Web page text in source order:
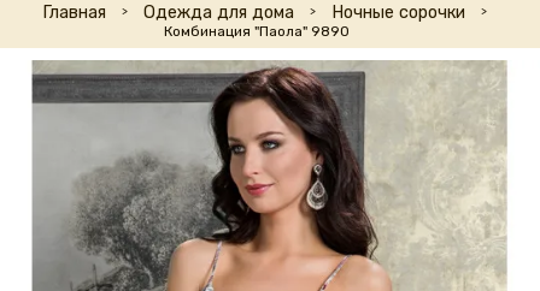
Главная Одежда для дома Ночные сорочки
Комбинация "Паола" 9890